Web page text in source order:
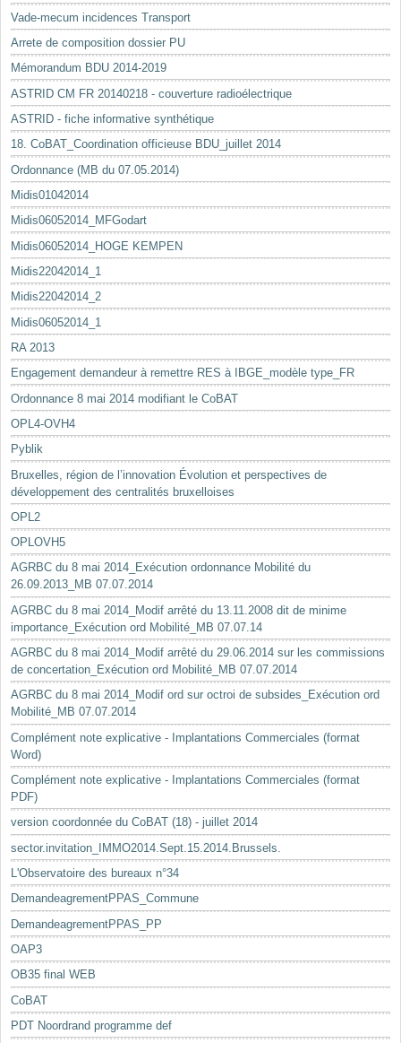
Vade-mecum incidences Transport
Arrete de composition dossier PU
Mémorandum BDU 2014-2019
ASTRID CM FR 20140218 - couverture radioélectrique
ASTRID - fiche informative synthétique
18. CoBAT_Coordination officieuse BDU_juillet 2014
Ordonnance (MB du 07.05.2014)
Midis01042014
Midis06052014_MFGodart
Midis06052014_HOGE KEMPEN
Midis22042014_1
Midis22042014_2
Midis06052014_1
RA 2013
Engagement demandeur à remettre RES à IBGE_modèle type_FR
Ordonnance 8 mai 2014 modifiant le CoBAT
OPL4-OVH4
Pyblik
Bruxelles, région de l’innovation Évolution et perspectives de
développement des centralités bruxelloises
OPL2
OPLOVH5
AGRBC du 8 mai 2014_Exécution ordonnance Mobilité du
26.09.2013_MB 07.07.2014
AGRBC du 8 mai 2014_Modif arrêté du 13.11.2008 dit de minime
importance_Exécution ord Mobilité_MB 07.07.14
AGRBC du 8 mai 2014_Modif arrêté du 29.06.2014 sur les commissions
de concertation_Exécution ord Mobilité_MB 07.07.2014
AGRBC du 8 mai 2014_Modif ord sur octroi de subsides_Exécution ord
Mobilité_MB 07.07.2014
Complément note explicative - Implantations Commerciales (format
Word)
Complément note explicative - Implantations Commerciales (format
PDF)
version coordonnée du CoBAT (18) - juillet 2014
sector.invitation_IMMO2014.Sept.15.2014.Brussels.
L'Observatoire des bureaux n°34
DemandeagrementPPAS_Commune
DemandeagrementPPAS_PP
OAP3
OB35 final WEB
CoBAT
PDT Noordrand programme def